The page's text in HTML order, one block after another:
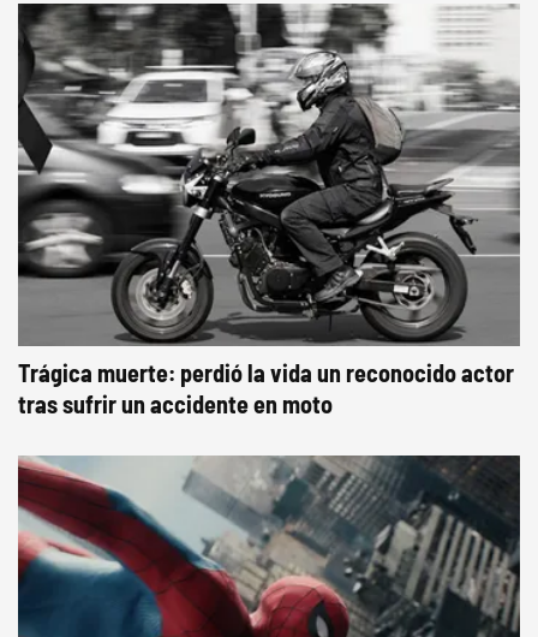
Trágica muerte: perdió la vida un reconocido actor
tras sufrir un accidente en moto